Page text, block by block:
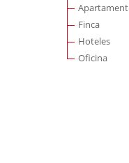
Finca
Hoteles
Oficina